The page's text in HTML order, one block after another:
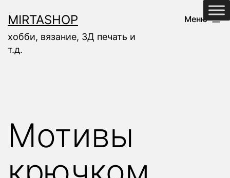
содержимому
MIRTASHOP
хобби, вязание, 3Д печать и
т.д.
Меню
Мотивы